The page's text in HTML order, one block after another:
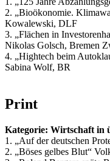
2. „Bioökonomie.
Kowalewski, DLF
3. „Flächen in
Nikolas Golsch, Bremen
4. „Hightech beim
Sabina Wolf, BR
Print
Kategorie: Wirtschaft in
1. „Auf der deutschen
2. „Böses gelbes Blut“